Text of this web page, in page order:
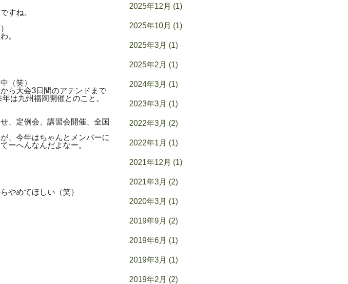
すね。
。
（笑）
ら大会3日間のアテンドまで
は九州福岡開催とのこと。
、定例会、講習会開催、全国
、今年はちゃんとメンバーに
ーへんなんだよなー。
やめてほしい（笑）
2025年12月 (1)
2025年10月 (1)
2025年3月 (1)
2025年2月 (1)
2024年3月 (1)
2023年3月 (1)
2022年3月 (2)
2022年1月 (1)
2021年12月 (1)
2021年3月 (2)
2020年3月 (1)
2019年9月 (2)
2019年6月 (1)
2019年3月 (1)
2019年2月 (2)